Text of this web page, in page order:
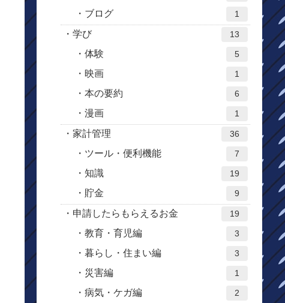
ブログ 1
学び 13
体験 5
映画 1
本の要約 6
漫画 1
家計管理 36
ツール・便利機能 7
知識 19
貯金 9
申請したらもらえるお金 19
教育・育児編 3
暮らし・住まい編 3
災害編 1
病気・ケガ編 2